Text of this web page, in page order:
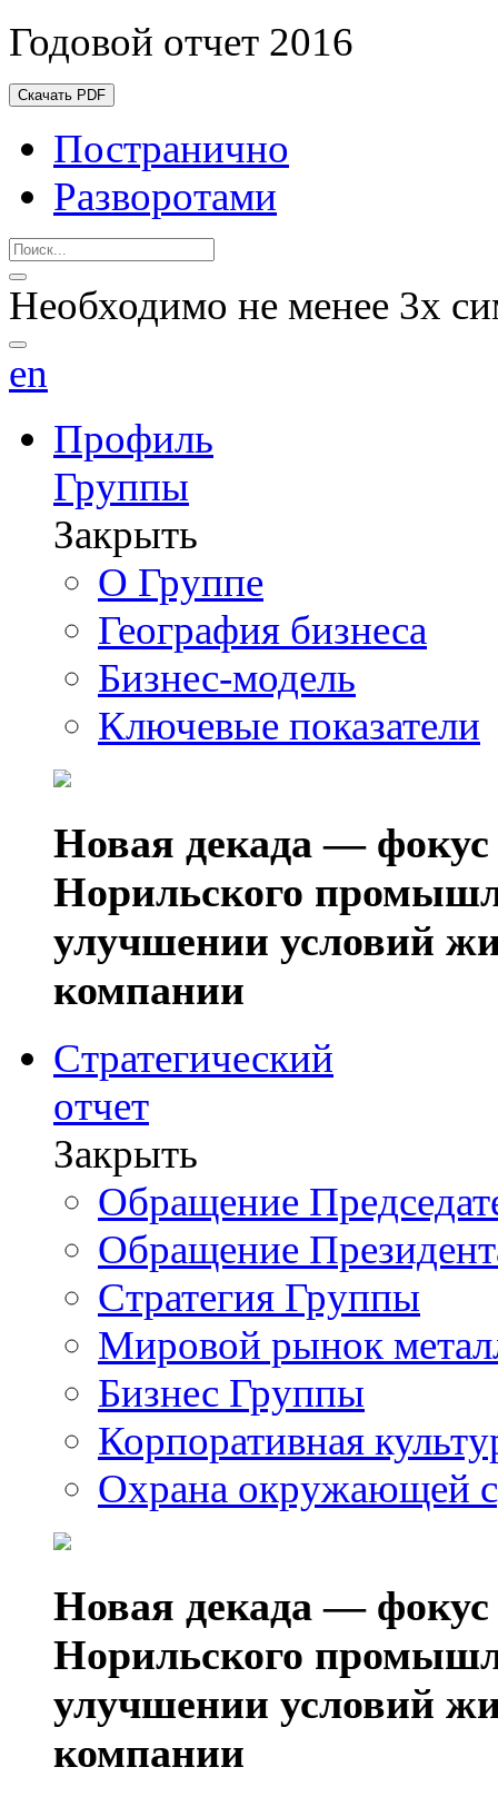
Годовой отчет 2016
Скачать PDF
Постранично
Разворотами
Необходимо не менее 3х
en
Профиль
Группы
Закрыть
О Группе
География бизнеса
Бизнес-модель
Ключевые показатели
Новая декада — фокус
Норильского
улучшении условий
компании
Стратегический
отчет
Закрыть
Обращение
Обращение
Стратегия Группы
Мировой рынок
Бизнес Группы
Корпоративная
Охрана окружающей
Новая декада — фокус
Норильского
улучшении условий
компании